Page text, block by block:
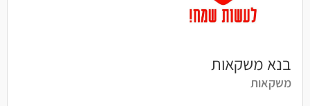
בנא משקאות
משקאות